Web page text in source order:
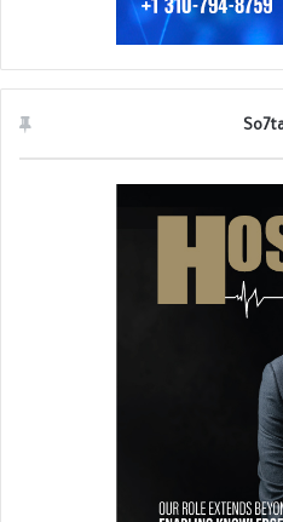
مثل
أو مثبطات المناعة
أقراص عن طريق الفم.
الحيوية إذا
جنب مع عدوى جلدية
الهيستامين يمكن أن
لأنها تميل إلى
الكالسينيورين
الدواء أنشطة جهاز